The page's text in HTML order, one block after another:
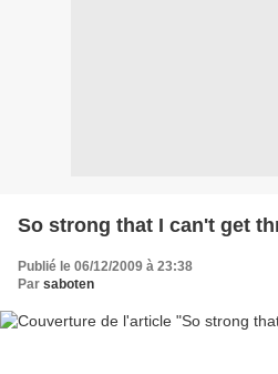
So strong that I can't get
Publié le 06/12/2009 à 23:38
Par saboten